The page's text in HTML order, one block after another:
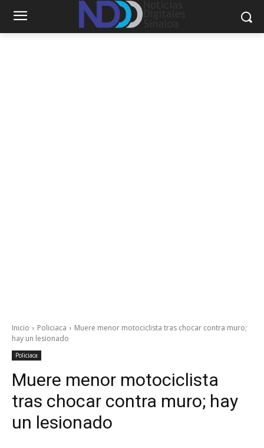
Inicio Policiaca
Muere menor motociclista tras chocar contra muro;
hay un lesionado
Policiaca
Muere menor motociclista
tras chocar contra muro; hay
un lesionado